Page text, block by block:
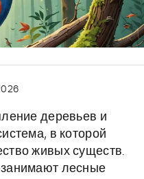
деревьев и
в которой
живых существ.
лесные